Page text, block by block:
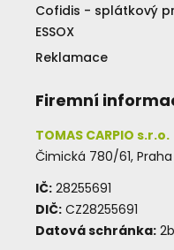
Cofidis - splátkový
ESSOX
Reklamace
Firemní
TOMAS CARPIO s.r.o.
Čimická 780/61, Praha
IČ: 28255691
DIČ: CZ28255691
Datová schránka: